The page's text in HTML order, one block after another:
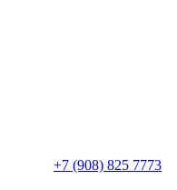
+7 (908) 825 7773